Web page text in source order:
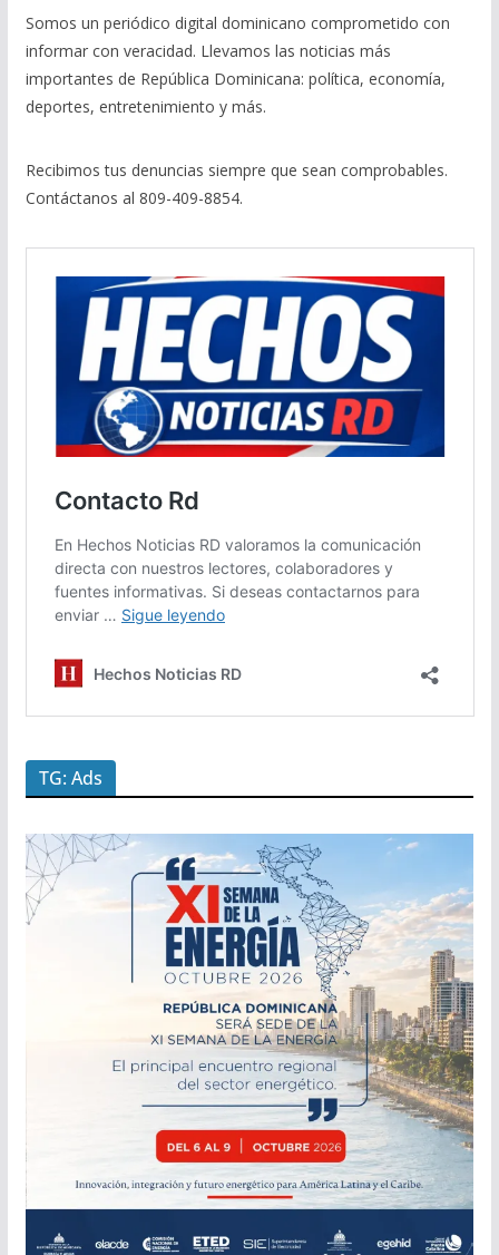
Somos un periódico digital dominicano comprometido con
informar con veracidad. Llevamos las noticias más
importantes de República Dominicana: política, economía,
deportes, entretenimiento y más.
Recibimos tus denuncias siempre que sean comprobables.
Contáctanos al 809-409-8854.
TG: Ads